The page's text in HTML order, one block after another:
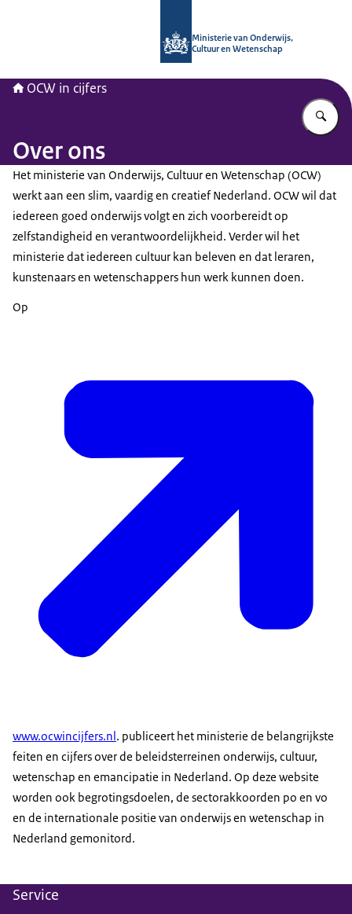
Ministerie van Onderwijs,
Cultuur en Wetenschap
OCW in cijfers
Over ons
Het ministerie van Onderwijs, Cultuur en Wetenschap (OCW)
werkt aan een slim, vaardig en creatief Nederland. OCW wil dat
iedereen goed onderwijs volgt en zich voorbereidt op
zelfstandigheid en verantwoordelijkheid. Verder wil het
ministerie dat iedereen cultuur kan beleven en dat leraren,
kunstenaars en wetenschappers hun werk kunnen doen.
Op
www.ocwincijfers.nl. publiceert het ministerie de belangrijkste
feiten en cijfers over de beleidsterreinen onderwijs, cultuur,
wetenschap en emancipatie in Nederland. Op deze website
worden ook begrotingsdoelen, de sectorakkoorden po en vo
en de internationale positie van onderwijs en wetenschap in
Nederland gemonitord.
Service